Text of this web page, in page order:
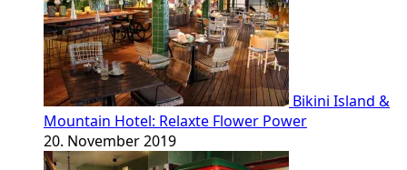
Bikini Island &
Mountain Hotel: Relaxte Flower Power
20. November 2019